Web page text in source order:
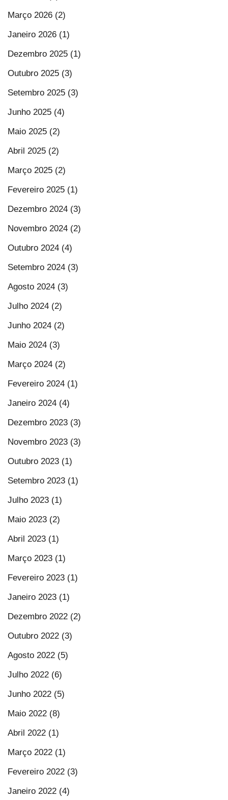
Março 2026 (2)
Janeiro 2026 (1)
Dezembro 2025 (1)
Outubro 2025 (3)
Setembro 2025 (3)
Junho 2025 (4)
Maio 2025 (2)
Abril 2025 (2)
Março 2025 (2)
Fevereiro 2025 (1)
Dezembro 2024 (3)
Novembro 2024 (2)
Outubro 2024 (4)
Setembro 2024 (3)
Agosto 2024 (3)
Julho 2024 (2)
Junho 2024 (2)
Maio 2024 (3)
Março 2024 (2)
Fevereiro 2024 (1)
Janeiro 2024 (4)
Dezembro 2023 (3)
Novembro 2023 (3)
Outubro 2023 (1)
Setembro 2023 (1)
Julho 2023 (1)
Maio 2023 (2)
Abril 2023 (1)
Março 2023 (1)
Fevereiro 2023 (1)
Janeiro 2023 (1)
Dezembro 2022 (2)
Outubro 2022 (3)
Agosto 2022 (5)
Julho 2022 (6)
Junho 2022 (5)
Maio 2022 (8)
Abril 2022 (1)
Março 2022 (1)
Fevereiro 2022 (3)
Janeiro 2022 (4)